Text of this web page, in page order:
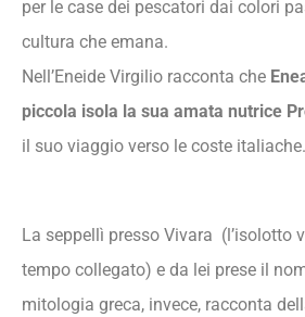
per le case dei pescatori dai colori
cultura che emana.
Nell’Eneide Virgilio racconta che
piccola isola la sua amata nutrice
il suo viaggio verso le coste italiache.
La seppellì presso Vivara (l’isolotto
tempo collegato) e da lei prese il
mitologia greca, invece, racconta